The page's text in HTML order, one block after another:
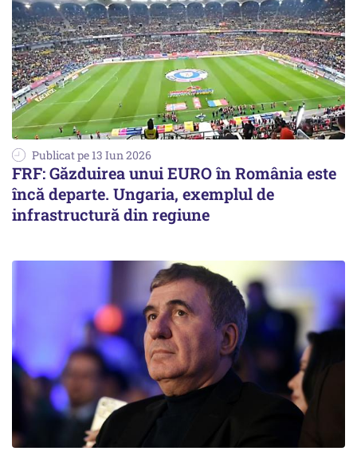
Publicat pe 13 Iun 2026
FRF: Găzduirea unui EURO în România este
încă departe. Ungaria, exemplul de
infrastructură din regiune